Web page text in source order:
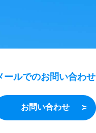
ールでのお問い合わせ
お問い合わせ